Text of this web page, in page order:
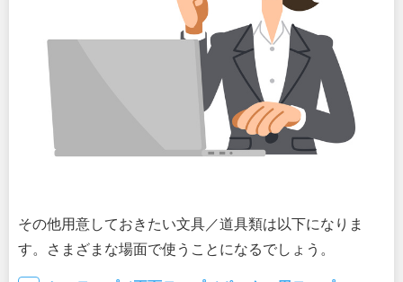
その他用意しておきたい文具／道具類は以下になりま
す。さまざまな場面で使うことになるでしょう。